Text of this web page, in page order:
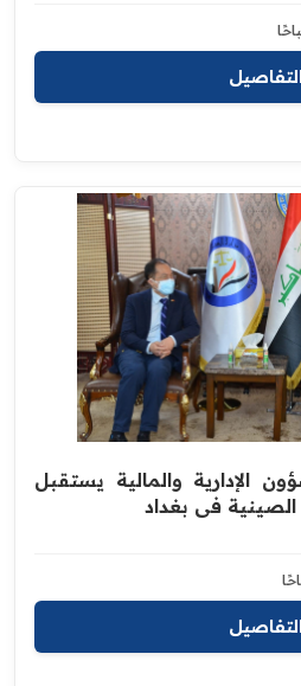
التفاصيل
الإدارية والمالية يستقبل
الصينية في بغداد
التفاصيل